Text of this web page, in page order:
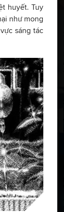
huyết. Tuy
như mong
sáng tác